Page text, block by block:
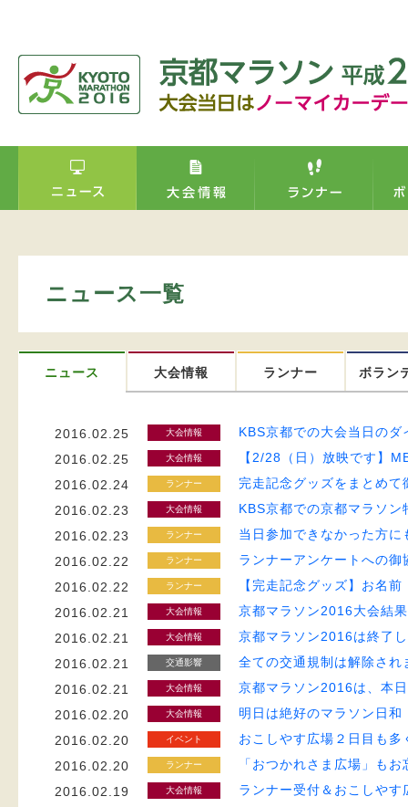
ニュース一覧
ニュース 大会情報 ランナー ボラン
2016.02.25 大会情報
KBS京都での大会当日の
2016.02.25
大会情報
【2/28（日）放映です】
2016.02.24
ランナー
完走記念グッズをまとめ
2016.02.23
大会情報
KBS京都での京都マラソ
2016.02.23
ランナー
当日参加できなかった方
2016.02.22
ランナー
ランナーアンケートへの
2016.02.22
ランナー
【完走記念グッズ】お名
2016.02.21
大会情報
京都マラソン2016大会結
2016.02.21
大会情報
京都マラソン2016は終了
2016.02.21
交通影響
全ての交通規制は解除され
2016.02.21
大会情報
京都マラソン2016は、本
2016.02.20
大会情報
明日は絶好のマラソン日和
2016.02.20
イベント
おこしやす広場２日目も
2016.02.20
ランナー
「おつかれさま広場」も
2016.02.19
大会情報
ランナー受付＆おこしや